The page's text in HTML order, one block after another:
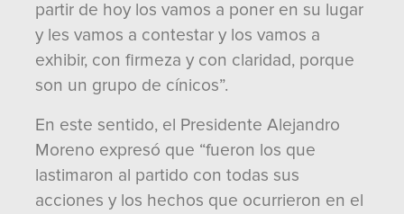
partir de hoy los vamos a poner en su lugar
y les vamos a contestar y los vamos a
exhibir, con firmeza y con claridad, porque
son un grupo de cínicos”.
En este sentido, el Presidente Alejandro
Moreno expresó que “fueron los que
lastimaron al partido con todas sus
acciones y los hechos que ocurrieron en el